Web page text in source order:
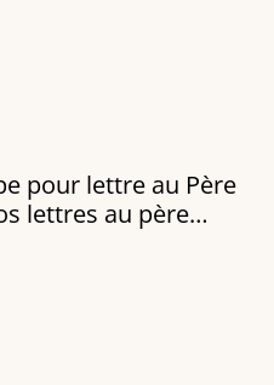
pour lettre au Père
lettres au père